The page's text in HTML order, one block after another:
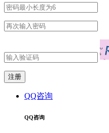
QQ咨询
QQ咨询